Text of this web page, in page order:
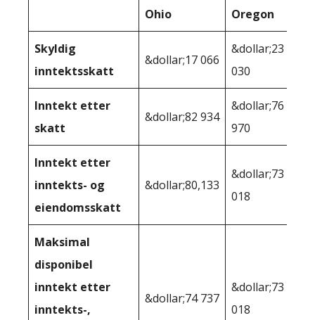
Ohio Oregon
Skyldig
inntektsskatt
&dollar;17 066
&dollar;23
030
Inntekt etter
skatt
&dollar;82 934
&dollar;76
970
Inntekt etter
inntekts- og
eiendomsskatt
&dollar;80,133
&dollar;73
018
Maksimal
disponibel
inntekt etter
inntekts-,
&dollar;74 737
&dollar;73
018